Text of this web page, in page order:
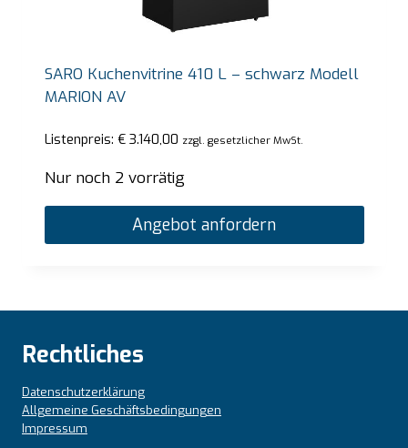
SARO Kuchenvitrine 410 L – schwarz Modell
MARION AV
Listenpreis: €3.140,00 zzgl. gesetzlicher MwSt.
Nur noch 2 vorrätig
Angebot anfordern
Rechtliches
Datenschutzerklärung
Allgemeine Geschäftsbedingungen
Impressum